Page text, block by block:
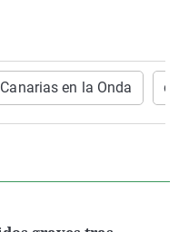
Canarias en la Onda